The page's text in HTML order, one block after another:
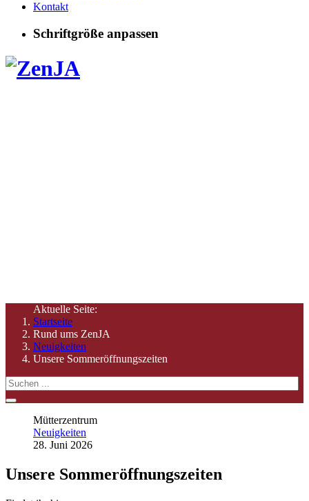
Kontakt
Schriftgröße anpassen
Aktuelle Seite:
Startseite
Rund ums ZenJA
Neuigkeiten
Unsere Sommeröffnungszeiten
Mütterzentrum
Neuigkeiten
28. Juni 2026
Unsere Sommeröffnungszeiten